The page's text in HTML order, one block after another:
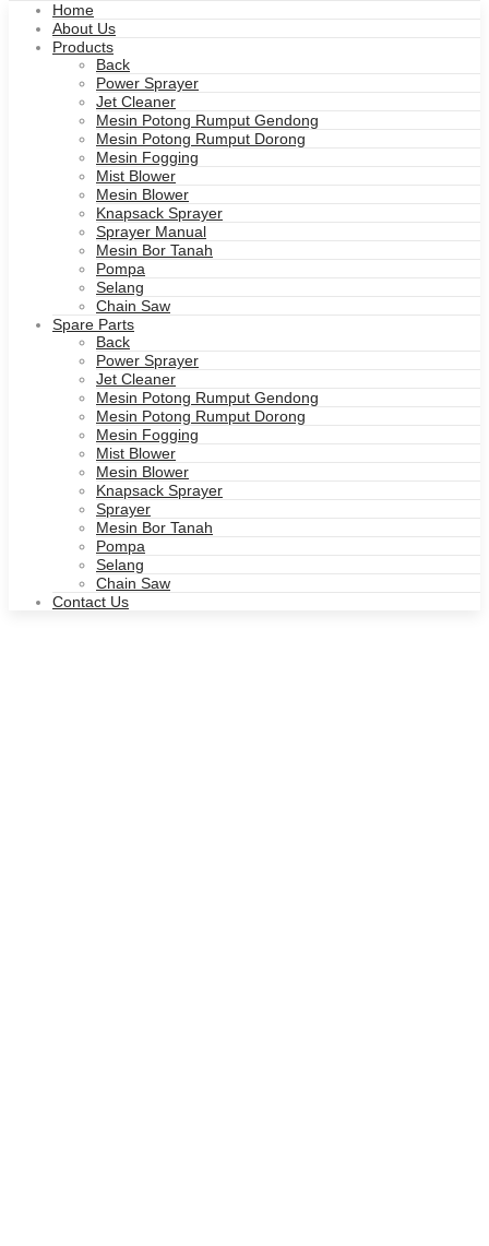
Home
About Us
Products
Back
Power Sprayer
Jet Cleaner
Mesin Potong Rumput Gendong
Mesin Potong Rumput Dorong
Mesin Fogging
Mist Blower
Mesin Blower
Knapsack Sprayer
Sprayer Manual
Mesin Bor Tanah
Pompa
Selang
Chain Saw
Spare Parts
Back
Power Sprayer
Jet Cleaner
Mesin Potong Rumput Gendong
Mesin Potong Rumput Dorong
Mesin Fogging
Mist Blower
Mesin Blower
Knapsack Sprayer
Sprayer
Mesin Bor Tanah
Pompa
Selang
Chain Saw
Contact Us